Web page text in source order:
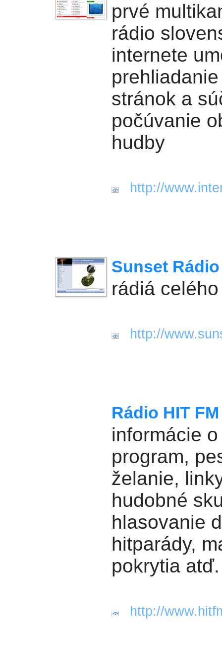
prvé
rádio
internete
stránok a
počúvanie
hudby
http://
Sunset Rádio
rádiá
http://
Rádio HIT
informácie
program,
želanie,
hudobné
hlasovanie
hitparády,
pokrytia atď.
http://